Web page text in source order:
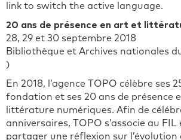
link to switch the active language.
20 ans de présence en art et
28, 29 et 30 septembre 2018
Bibliothèque et Archives nationales
)
En 2018, l’agence TOPO célèbre ses
fondation et ses 20 ans de présence
littérature numériques. Afin de
anniversaires, TOPO s’associe au
partager une réflexion sur l’évolution